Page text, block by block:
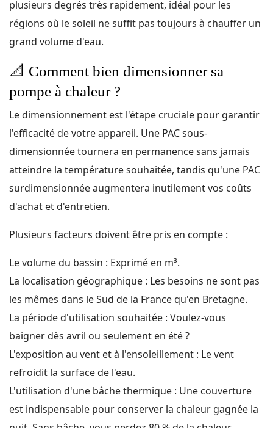
plusieurs degrés très rapidement, idéal pour les
régions où le soleil ne suffit pas toujours à chauffer un
grand volume d'eau.
📐 Comment bien dimensionner sa
pompe à chaleur ?
Le dimensionnement est l'étape cruciale pour garantir
l'efficacité de votre appareil. Une PAC sous-
dimensionnée tournera en permanence sans jamais
atteindre la température souhaitée, tandis qu'une PAC
surdimensionnée augmentera inutilement vos coûts
d'achat et d'entretien.
Plusieurs facteurs doivent être pris en compte :
Le volume du bassin : Exprimé en m³.
La localisation géographique : Les besoins ne sont pas
les mêmes dans le Sud de la France qu'en Bretagne.
La période d'utilisation souhaitée : Voulez-vous
baigner dès avril ou seulement en été ?
L'exposition au vent et à l'ensoleillement : Le vent
refroidit la surface de l'eau.
L'utilisation d'une bâche thermique : Une couverture
est indispensable pour conserver la chaleur gagnée la